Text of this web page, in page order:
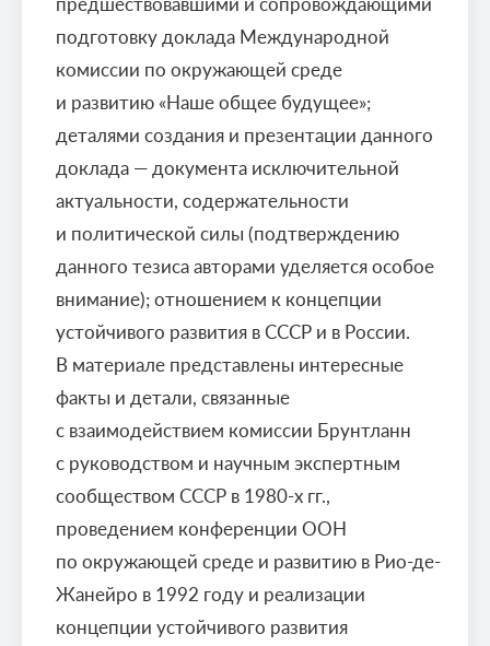
подготовку доклада Международной
комиссии по окружающей среде
и развитию «Наше общее будущее»;
деталями создания и презентации данного
доклада — документа исключительной
актуальности, содержательности
и политической силы (подтверждению
данного тезиса авторами уделяется особое
внимание); отношением к концепции
устойчивого развития в СССР и в России.
В материале представлены интересные
факты и детали, связанные
с взаимодействием комиссии Брунтланн
с руководством и научным экспертным
сообществом СССР в 1980-х гг.,
проведением конференции ООН
по окружающей среде и развитию в Рио-де-
Жанейро в 1992 году и реализации
концепции устойчивого развития